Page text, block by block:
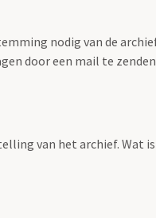
nodig van de
door een mail te
van het archief. Wat